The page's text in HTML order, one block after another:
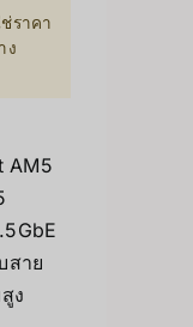
ราคา
ง
AM5
สาย
ง